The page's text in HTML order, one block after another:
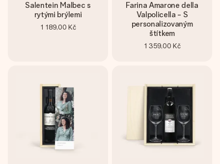
Salentein Malbec s
rytými brýlemi
1 189,00 Kč
Farina Amarone della
Valpolicella - S
personalizovaným
štítkem
1 359,00 Kč